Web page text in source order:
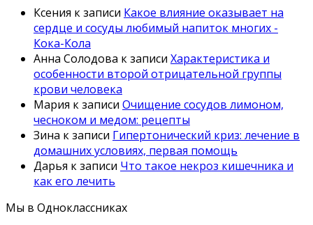
Ксения к записи Какое влияние оказывает на
сердце и сосуды любимый напиток многих -
Кока-Кола
Анна Солодова к записи Характеристика и
особенности второй отрицательной группы
крови человека
Мария к записи Очищение сосудов лимоном,
чесноком и медом: рецепты
Зина к записи Гипертонический криз: лечение в
домашних условиях, первая помощь
Дарья к записи Что такое некроз кишечника и
как его лечить
Мы в Одноклассниках